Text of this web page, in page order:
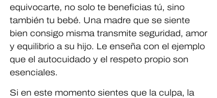
equivocarte, no solo te beneficias tú, sino
también tu bebé. Una madre que se siente
bien consigo misma transmite seguridad, amor
y equilibrio a su hijo. Le enseña con el ejemplo
que el autocuidado y el respeto propio son
esenciales.
Si en este momento sientes que la culpa, la